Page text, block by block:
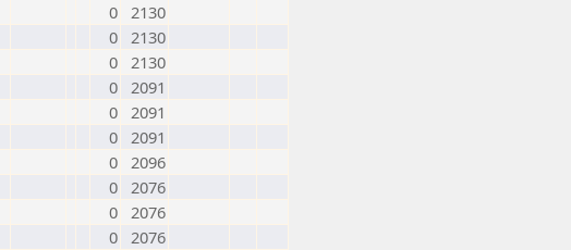
0 2130
0 2130
0 2130
0 2091
0 2091
0 2091
0 2096
0 2076
0 2076
0 2076